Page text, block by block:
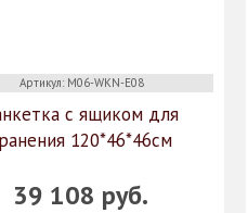
Артикул: M06-WKN-E08
с ящиком для
120*46*46см
39 108 руб.